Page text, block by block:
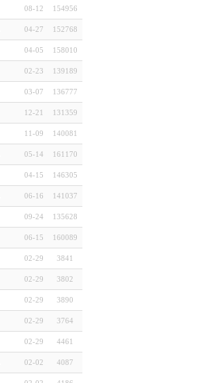
08-12 154956
04-27 152768
04-05 158010
02-23 139189
03-07 136777
12-21 131359
11-09 140081
05-14 161170
04-15 146305
06-16 141037
09-24 135628
06-15 160089
02-29 3841
02-29 3802
02-29 3890
02-29 3764
02-29 4461
02-02 4087